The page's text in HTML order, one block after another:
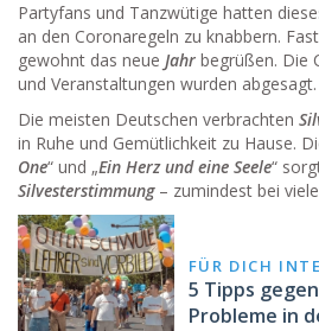
Partyfans und Tanzwütige hatten
an den Coronaregeln zu knabbern.
gewohnt das neue Jahr begrüßen. Die
und Veranstaltungen wurden abgesagt.
Die meisten Deutschen verbrachten
in Ruhe und Gemütlichkeit zu Hause.
One“ und „Ein Herz und eine Seele“
Silvesterstimmung – zumindest bei
FÜR DICH
5 Tipps
Probleme in